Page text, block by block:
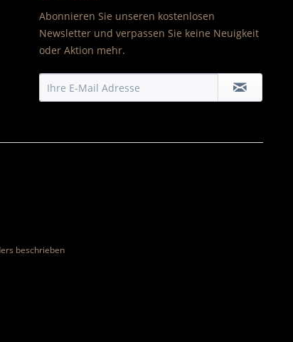
Abonnieren Sie unseren kostenlosen
Newsletter und verpassen Sie keine Neuigkeit
oder Aktion mehr.
beschrieben